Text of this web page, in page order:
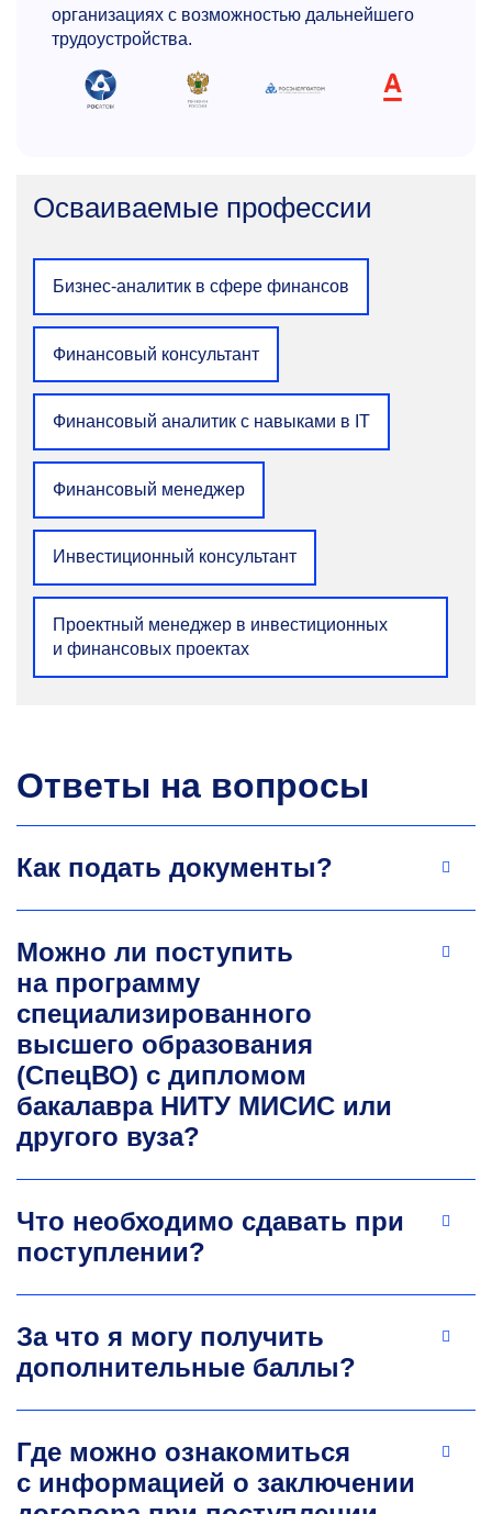
управление промышленными системами.
kondrakov.ov@misis.ru
Татьяна Олеговна Толстых
Д.э.н., профессор кафедры промышленного
Главный редактор журнала «Экономика
высокотехнологичных производств», член
редакционной коллегии ряда научных
журналов ВАК. Автор более 300 научных
работ. Научные интересы: инновационные
и промышленные экосистемы; жизненный
промышленные симбиозы; устойчивое
развитие; «зеленая» экономика; управление
проектами.
tolstyh.to@misis.ru
Олег Олегович Скрябин
менеджмента
Научные интересы: производственный
менеджмент, инвестиции, финансовый
менеджмент, экономика и управление
на предприятии. Основные исследовательские
проекты: исследование вопросов анализа
и управления оборотными средствами
на предприятиях металлургии.
+7 495 955-00-47
skryabin.oo@misis.ru
Марина Геннадьевна
Клещина
К.э.н., доцент кафедры промышленного
менеджмента, преподаватель-практик
организациях с возможностью дальнейшего
трудоустройства.
Осваиваемые профессии
Бизнес-аналитик в сфере финансов
Финансовый консультант
Финансовый аналитик с навыками в IT
Финансовый менеджер
Инвестиционный консультант
Проектный менеджер в инвестиционных
и финансовых проектах
Ответы на вопросы
Как подать документы?
Можно ли поступить
на программу
специализированного
высшего образования
(СпецВО) с дипломом
бакалавра НИТУ МИСИС или
другого вуза?
Что необходимо сдавать при
поступлении?
За что я могу получить
дополнительные баллы?
Где можно ознакомиться
с информацией о заключении